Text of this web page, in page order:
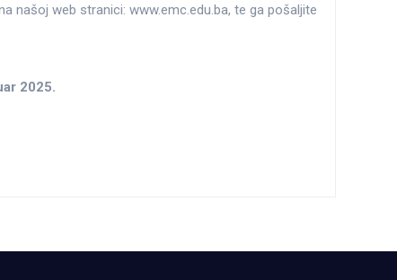
našoj web stranici: www.emc.edu.ba, te ga pošaljite
2025.